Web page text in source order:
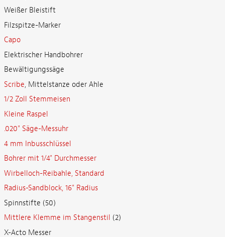
Weißer Bleistift
Filzspitze-Marker
Capo
Elektrischer Handbohrer
Bewältigungssäge
Scribe, Mittelstanze oder Ahle
1/2 Zoll Stemmeisen
Kleine Raspel
.020" Säge-Messuhr
4 mm Inbusschlüssel
Bohrer mit 1/4" Durchmesser
Wirbelloch-Reibahle, Standard
Radius-Sandblock, 16" Radius
Spinnstifte (50)
Mittlere Klemme im Stangenstil (2)
X-Acto Messer